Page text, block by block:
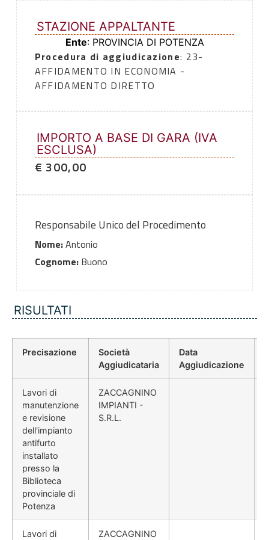
STAZIONE APPALTANTE
Ente: PROVINCIA DI POTENZA
Procedura di aggiudicazione: 23-
AFFIDAMENTO IN ECONOMIA -
AFFIDAMENTO DIRETTO
IMPORTO A BASE DI GARA (IVA
ESCLUSA)
€ 300,00
Responsabile Unico del Procedimento
Nome:Antonio
Cognome:Buono
RISULTATI
Precisazione
Società
Aggiudicataria
Data
Aggiudicazione
Lavori di
manutenzione
e revisione
dell'impianto
antifurto
installato
presso la
Biblioteca
provinciale di
Potenza
ZACCAGNINO
IMPIANTI -
S.R.L.
Lavori di
ZACCAGNINO